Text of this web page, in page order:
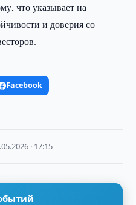
что указывает на
и доверия со
Facebook
· 17:15